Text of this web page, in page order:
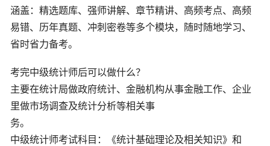
涵盖：精选题库、强师讲解、章节精讲、高频考点、高频
易错、历年真题、冲刺密卷等多个模块，随时随地学习、
省时省力备考。
考完中级统计师后可以做什么？
主要在统计局做政府统计、金融机构从事金融工作、企业
里做市场调查及统计分析等相关事
务。
中级统计师考试科目：《统计基础理论及相关知识》和